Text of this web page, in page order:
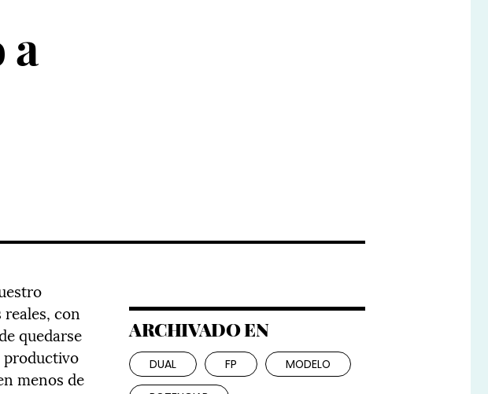
a
con
quedarse
productivo
menos de
ARCHIVADO EN
DUAL FP MODELO